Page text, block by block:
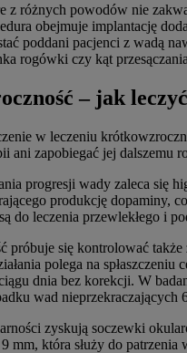
z różnych powodów nie
obejmuje implantację
poddani pacjenci z wadą
rogówki czy kąt
– jak leczyć
w leczeniu
ani zapobiegać jej dalszemu
progresji wady zaleca się
produkcję dopaminy,
do leczenia przewlekłego i
próbuje się kontrolować
polega na
dnia bez korekcji. W
wad nieprzekraczających
zyskują soczewki
mm, która służy do